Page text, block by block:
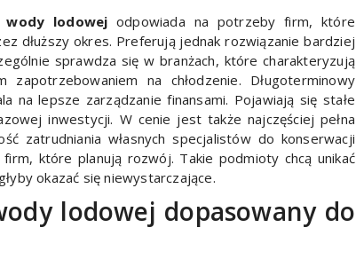
wody lodowej odpowiada na potrzeby firm, które
dłuższy okres. Preferują jednak rozwiązanie bardziej
sprawdza się w branżach, które charakteryzują
na chłodzenie. Długoterminowy
na lepsze zarządzanie finansami. Pojawiają się stałe
inwestycji. W cenie jest także najczęściej pełna
zatrudniania własnych specjalistów do konserwacji
które planują rozwój. Takie podmioty chcą unikać
okazać się niewystarczające.
lodowej dopasowany do